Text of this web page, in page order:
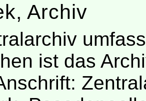
Archiv
ist das